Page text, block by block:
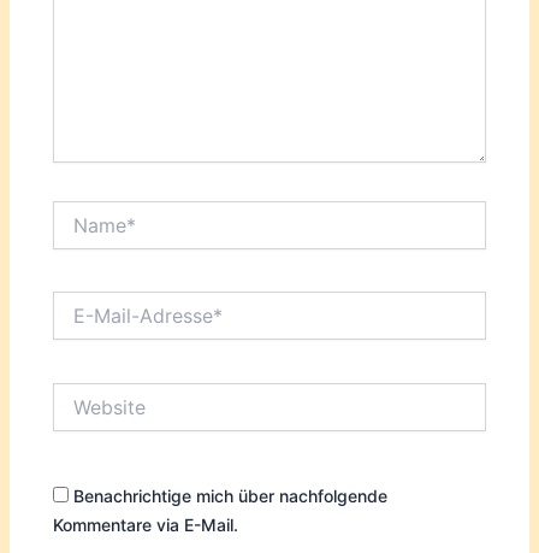
Mail-
Benachrichtige mich über nachfolgende
Kommentare via E-Mail.